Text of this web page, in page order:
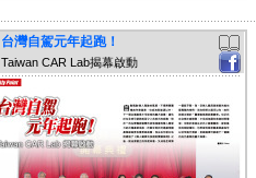
台灣自駕元年起跑！
Taiwan CAR Lab揭幕啟動